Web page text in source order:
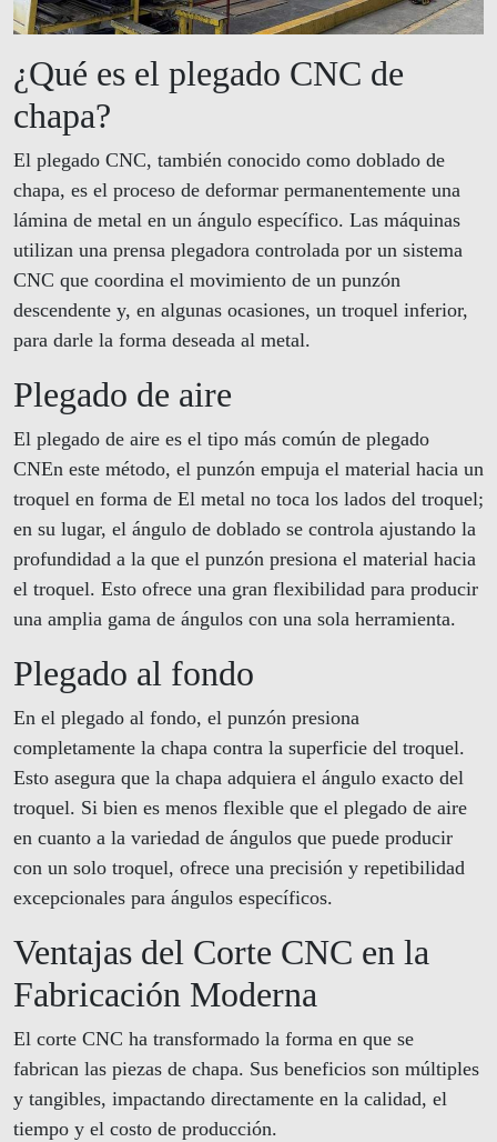
¿Qué es el plegado CNC de
chapa?
El plegado CNC, también conocido como doblado de
chapa, es el proceso de deformar permanentemente una
lámina de metal en un ángulo específico. Las máquinas
utilizan una prensa plegadora controlada por un sistema
CNC que coordina el movimiento de un punzón
descendente y, en algunas ocasiones, un troquel inferior,
para darle la forma deseada al metal.
Plegado de aire
El plegado de aire es el tipo más común de plegado
CNEn este método, el punzón empuja el material hacia un
troquel en forma de El metal no toca los lados del troquel;
en su lugar, el ángulo de doblado se controla ajustando la
profundidad a la que el punzón presiona el material hacia
el troquel. Esto ofrece una gran flexibilidad para producir
una amplia gama de ángulos con una sola herramienta.
Plegado al fondo
En el plegado al fondo, el punzón presiona
completamente la chapa contra la superficie del troquel.
Esto asegura que la chapa adquiera el ángulo exacto del
troquel. Si bien es menos flexible que el plegado de aire
en cuanto a la variedad de ángulos que puede producir
con un solo troquel, ofrece una precisión y repetibilidad
excepcionales para ángulos específicos.
Ventajas del Corte CNC en la
Fabricación Moderna
El corte CNC ha transformado la forma en que se
fabrican las piezas de chapa. Sus beneficios son múltiples
y tangibles, impactando directamente en la calidad, el
tiempo y el costo de producción.